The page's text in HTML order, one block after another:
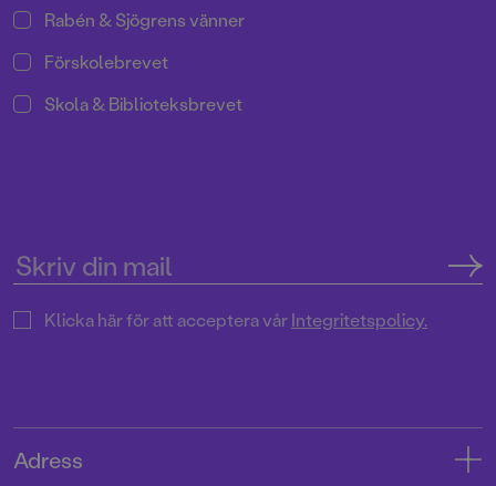
Rabén & Sjögrens vänner
Förskolebrevet
Skola & Biblioteksbrevet
Klicka här för att acceptera vårIntegritetspolicy.
Adress